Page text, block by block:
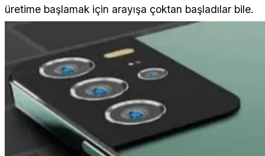
üretime başlamak için arayışa çoktan başladılar bile.